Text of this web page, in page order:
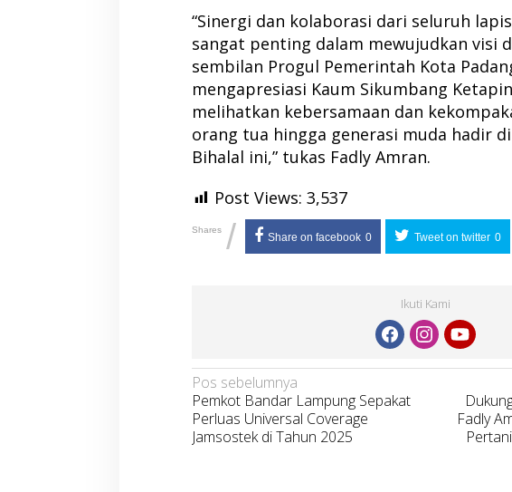
“Sinergi dan kolaborasi dari seluruh
sangat penting dalam mewujudkan visi
sembilan Progul Pemerintah Kota
mengapresiasi Kaum Sikumbang
melihatkan kebersamaan dan
orang tua hingga generasi muda hadir
Bihalal ini,” tukas Fadly Amran.
Post Views: 3,537
Shares / Share on facebook 0 Tweet on twitter 0
Ikuti Kami
Navigasi
pos
Pos sebelumnya
Pemkot Bandar Lampung Sepakat
Perluas Universal Coverage
Jamsostek di Tahun 2025
Fadly